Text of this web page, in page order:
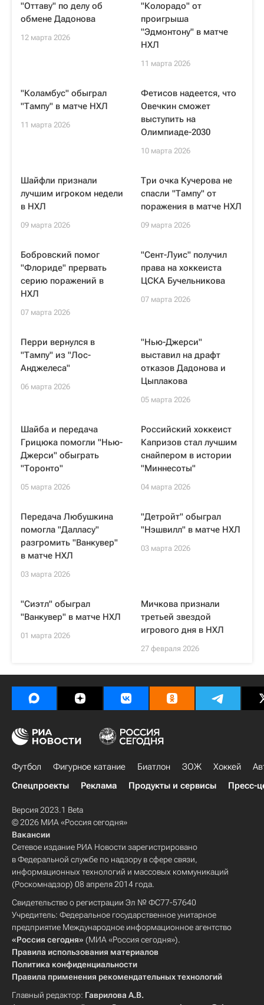
"Оттаву" по делу об
обмене Дадонова
12 марта 2026
"Колорадо" от
проигрыша
"Эдмонтону" в матче
НХЛ
11 марта 2026
"Коламбус" обыграл
"Тампу" в матче НХЛ
11 марта 2026
Фетисов надеется, что
Овечкин сможет
выступить на
Олимпиаде-2030
10 марта 2026
Шайфли признали
лучшим игроком недели
в НХЛ
09 марта 2026
Три очка Кучерова не
спасли "Тампу" от
поражения в матче НХЛ
09 марта 2026
Бобровский помог
"Флориде" прервать
серию поражений в
НХЛ
07 марта 2026
"Сент-Луис" получил
права на хоккеиста
ЦСКА Бучельникова
07 марта 2026
Перри вернулся в
"Тампу" из "Лос-
Анджелеса"
06 марта 2026
"Нью-Джерси"
выставил на драфт
отказов Дадонова и
Цыплакова
05 марта 2026
Шайба и передача
Грицюка помогли "Нью-
Джерси" обыграть
"Торонто"
05 марта 2026
Российский хоккеист
Капризов стал лучшим
снайпером в истории
"Миннесоты"
04 марта 2026
Передача Любушкина
помогла "Далласу"
разгромить "Ванкувер"
в матче НХЛ
03 марта 2026
"Детройт" обыграл
"Нэшвилл" в матче НХЛ
03 марта 2026
"Сиэтл" обыграл
"Ванкувер" в матче НХЛ
01 марта 2026
Мичкова признали
третьей звездой
игрового дня в НХЛ
27 февраля 2026
Футбол Фигурное катание Биатлон ЗОЖ Хоккей
Спецпроекты
Реклама Продукты и сервисы Пресс-
Версия 2023.1 Beta
© 2026 МИА «Россия сегодня»
Вакансии
Сетевое издание РИА Новости зарегистрировано
в Федеральной службе по надзору в сфере связи,
информационных технологий и массовых коммуникаций
(Роскомнадзор) 08 апреля 2014 года.
Свидетельство о регистрации Эл № ФС77-57640
Учредитель: Федеральное государственное унитарное
предприятие Международное информационное агентство
«Россия сегодня» (МИА «Россия сегодня»).
Правила использования материалов
Политика конфиденциальности
Правила применения рекомендательных технологий
Главный редактор: Гаврилова А.В.